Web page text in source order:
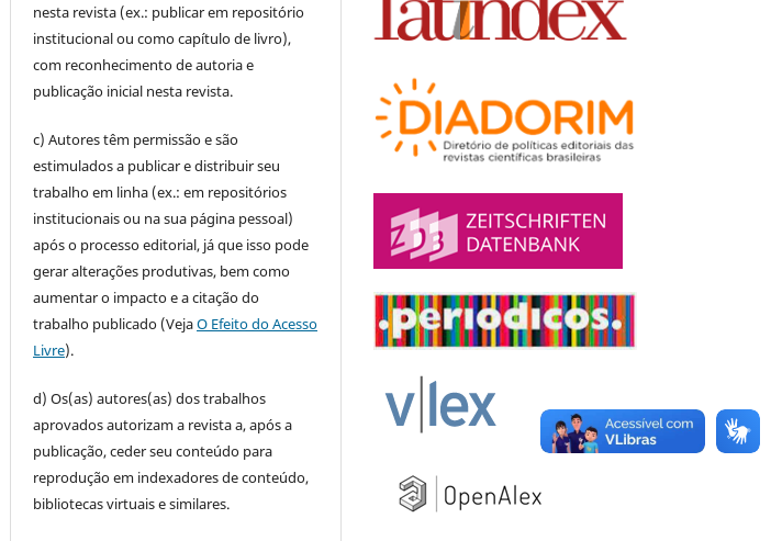
nesta revista (ex.: publicar em repositório
institucional ou como capítulo de livro),
com reconhecimento de autoria e
publicação inicial nesta revista.
c) Autores têm permissão e são
estimulados a publicar e distribuir seu
trabalho em linha (ex.: em repositórios
institucionais ou na sua página pessoal)
após o processo editorial, já que isso pode
gerar alterações produtivas, bem como
aumentar o impacto e a citação do
trabalho publicado (VejaO Efeito do Acesso
Livre).
d) Os(as) autores(as) dos trabalhos
aprovados autorizam a revista a, após a
publicação, ceder seu conteúdo para
reprodução em indexadores de conteúdo,
bibliotecas virtuais e similares.